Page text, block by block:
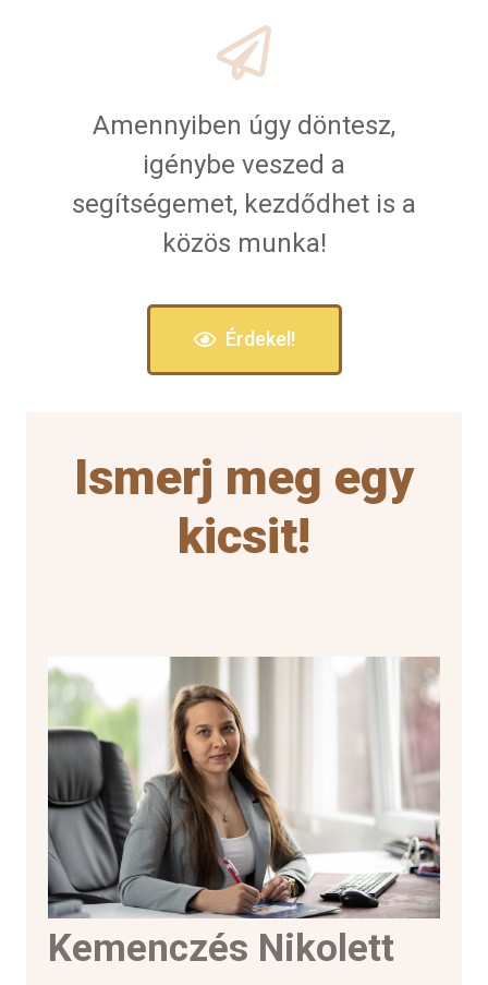
Amennyiben úgy döntesz,
igénybe veszed a
segítségemet, kezdődhet is a
közös munka!
Érdekel!
Ismerj meg egy
kicsit!
Kemenczés Nikolett